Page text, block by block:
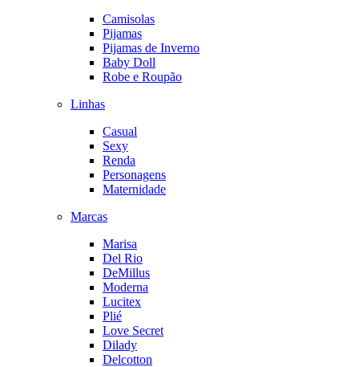
Camisolas
Pijamas
Pijamas de Inverno
Baby Doll
Robe e Roupão
Linhas
Casual
Sexy
Renda
Personagens
Maternidade
Marcas
Marisa
Del Rio
DeMillus
Moderna
Lucitex
Plié
Love Secret
Dilady
Delcotton